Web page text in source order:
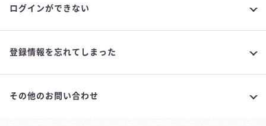
ログインができない
登録情報を忘れてしまった
その他のお問い合わせ